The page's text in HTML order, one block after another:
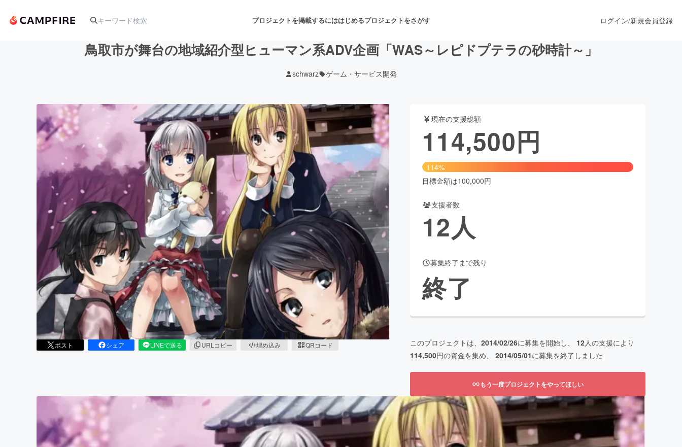
プロジェクトを掲載するにははじめるプロジェクトをさがす
アート・写真 音楽 舞台・パフォーマンス
テクノロジー・ガジェット ゲーム・サービス開発 フード・飲食店 ファッション
書籍・雑誌出版 アニメ・漫画
ビジネス・起業 チャレンジ ビューティー・ヘルスケア
まちづくり・地域活性化
CAMPFIRE for Social Good
CAMPFIRE Creation
CAMPFIREふるさと納税
machi-ya コミュニティ
ログイン/新規会員登録
鳥取市が舞台の地域紹介型ヒューマン系ADV企画「WAS～レピドプテラの砂時計～」
schwarz ゲーム・サービス開発
ポスト シェア LINEで送る URLコピー 埋め込み QRコード
現在の支援総額
114,500円
114%
目標金額は100,000円
支援者数
12人
募集終了まで残り
終了
このプロジェクトは、 2014/02/26に募集を開始し、 12人の支援により
114,500円の資金を集め、 2014/05/01に募集を終了しました
もう一度プロジェクトをやってほしい